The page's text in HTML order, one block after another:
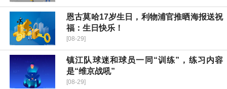
恩古莫哈17岁生日，利物浦官推晒海报送祝
福：生日快乐！
[08-29]
镇江队球迷和球员一同“训练”，练习内容
是“维京战吼”
[08-29]